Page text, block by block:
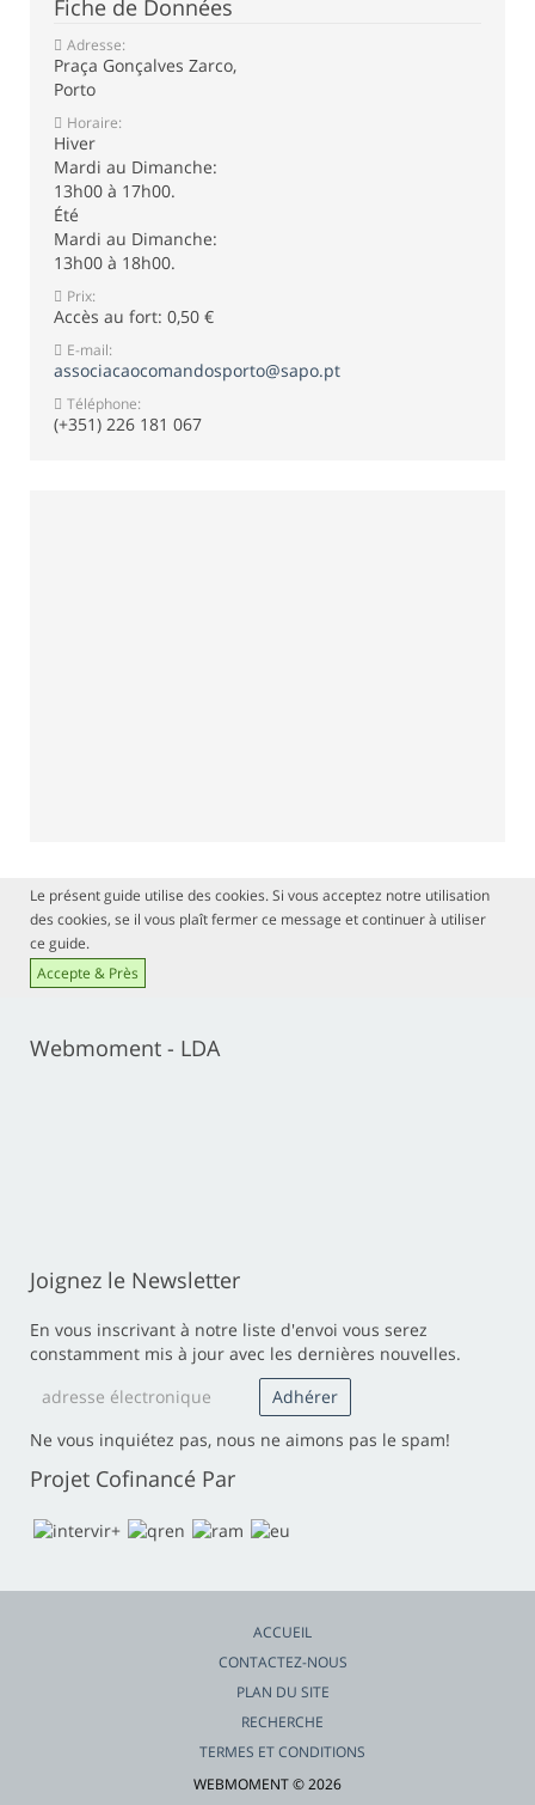
Fiche de Données
Adresse:
Praça Gonçalves Zarco,
Porto
Horaire:
Hiver
Mardi au Dimanche:
13h00 à 17h00.
Été
Mardi au Dimanche:
13h00 à 18h00.
Prix:
Accès au fort: 0,50 €
E-mail:
associacaocomandosporto@sapo.pt
Téléphone:
(+351) 226 181 067
Le présent guide utilise des cookies. Si vous acceptez notre utilisation
des cookies, se il vous plaît fermer ce message et continuer à utiliser
ce guide.
Accepte & Près
Webmoment - LDA
Joignez le Newsletter
En vous inscrivant à notre liste d'envoi vous serez
constamment mis à jour avec les dernières nouvelles.
Ne vous inquiétez pas, nous ne aimons pas le spam!
Projet Cofinancé Par
ACCUEIL
CONTACTEZ-NOUS
PLAN DU SITE
RECHERCHE
TERMES ET CONDITIONS
WEBMOMENT © 2026